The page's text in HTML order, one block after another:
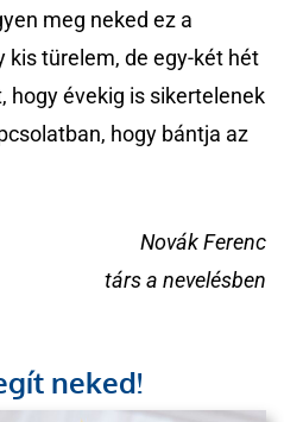
meg neked ez a
kis türelem, de egy-két hét
hogy évekig is sikertelenek
hogy bántja az
Novák Ferenc
társ a nevelésben
neked!